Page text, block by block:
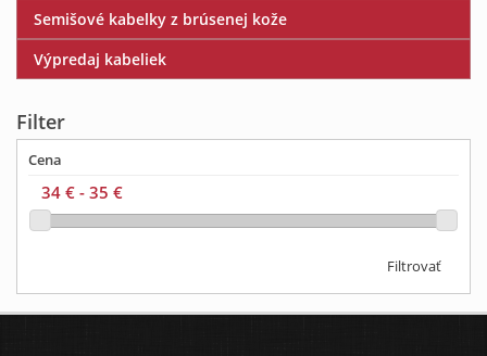
Semišové kabelky z brúsenej kože
Výpredaj kabeliek
Filter
Cena
Filtrovať